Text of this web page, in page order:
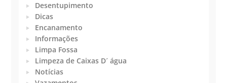
Desentupimento
Dicas
Encanamento
Informações
Limpa Fossa
Limpeza de Caixas D´ água
Notícias